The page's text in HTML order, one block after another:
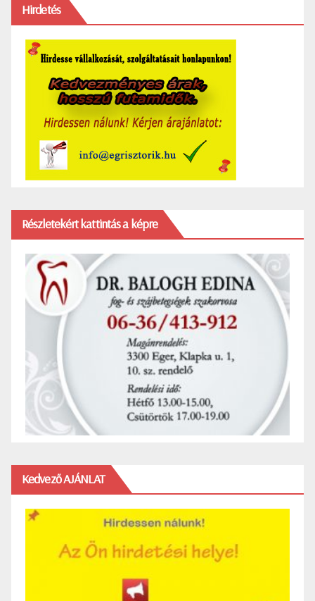
Hirdetés
Részletekért kattintás a képre
Kedvező AJÁNLAT